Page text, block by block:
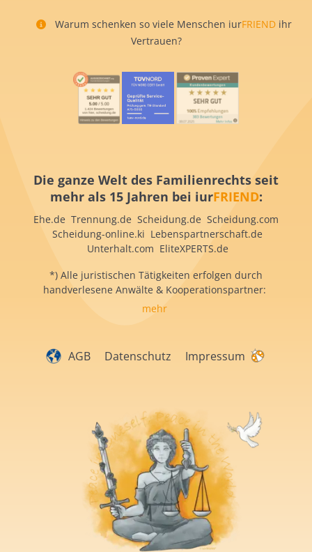
Warum schenken so viele Menschen iurFRIEND ihr
Vertrauen?
Die ganze Welt des Familienrechts seit
mehr als 15 Jahren bei iurFRIEND:
Ehe.de Trennung.de Scheidung.de Scheidung.com
Scheidung-online.ki Lebenspartnerschaft.de
Unterhalt.com EliteXPERTS.de
*) Alle juristischen Tätigkeiten erfolgen durch
handverlesene Anwälte & Kooperationspartner:
mehr
AGB Datenschutz Impressum